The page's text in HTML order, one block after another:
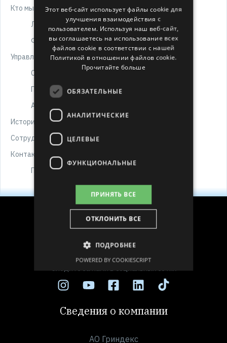
Кто мы?
Лого и символ
Фотогалереи
Управление
Совет
Правление
Акционеры
История
Сотрудничество, проекты и закупки
Контакты
Платежные реквизиты
Следите за нами в социальных сетях
Сведения о компании
АО Гриндекс
RUSSIAN
SPANISH
Этот веб-сайт использует файлы cookie для
улучшения взаимодействия с
пользователем. Используя наш веб-сайт,
вы соглашаетесь на использование всех
файлов cookie в соответствии с нашей
Политикой в ​​отношении файлов cookie.
Прочитайте больше
ОБЯЗАТЕЛЬНЫЕ
АНАЛИТИЧЕСКИЕ
ЦЕЛЕВЫЕ
ФУНКЦИОНАЛЬНЫЕ
ПРИНЯТЬ ВСЕ
ОТКЛОНИТЬ ВСЕ
ПОДРОБНЕЕ
POWERED BY COOKIESCRIPT